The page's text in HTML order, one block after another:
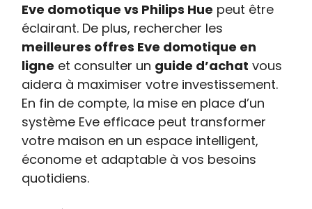
Eve domotique vs Philips Hue peut être
éclairant. De plus, rechercher les
meilleures offres Eve domotique en
ligne et consulter un guide d’achat vous
aidera à maximiser votre investissement.
En fin de compte, la mise en place d’un
système Eve efficace peut transformer
votre maison en un espace intelligent,
économe et adaptable à vos besoins
quotidiens.